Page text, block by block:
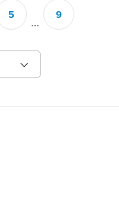
5
...
9